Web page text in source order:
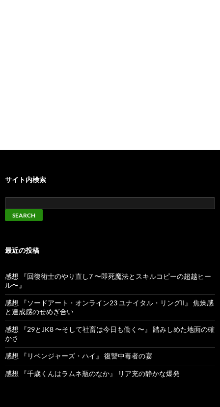
サイト内検索
最近の投稿
感想 『回復術士のやり直し7 〜即死魔法とスキルコピーの超越ヒー
ル〜』
感想 『ソードアート・オンライン23 ユナイタル・リングII』 焦燥感
と達成感のせめぎ合い
感想 『29とJK8 〜そして社畜は今日も働く〜』 踏みしめた地面の確
かさ
感想 『リベンジャーズ・ハイ』 復讐中毒者の宴
感想 『千歳くんはラムネ瓶のなか』 リア充の静かな爆発